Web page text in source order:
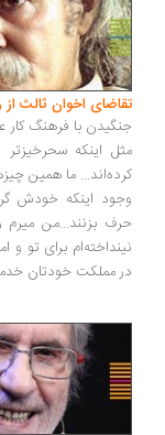
تقاضای اخوان ثالث از
جنگیدن با فرهنگ کار
مثل اینکه
کرده‌اند... ما همین
وجود اینکه خودش
حرف بزنند...من میرم
نینداخته‌ام برای تو و
در مملکت خودتان